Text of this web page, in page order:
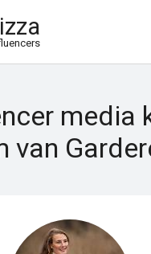
media
van